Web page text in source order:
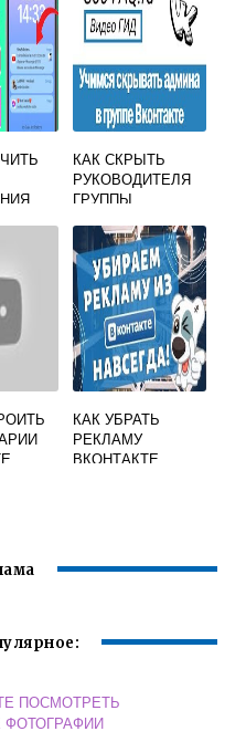
КАК СКРЫТЬ
РУКОВОДИТЕЛЯ
ГРУППЫ
КАК УБРАТЬ
РЕКЛАМУ
ВКОНТАКТЕ
ПОСМОТРЕТЬ